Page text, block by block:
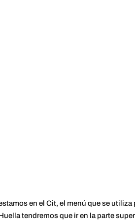
en el Cit, el menú que se
tendremos que ir en la parte